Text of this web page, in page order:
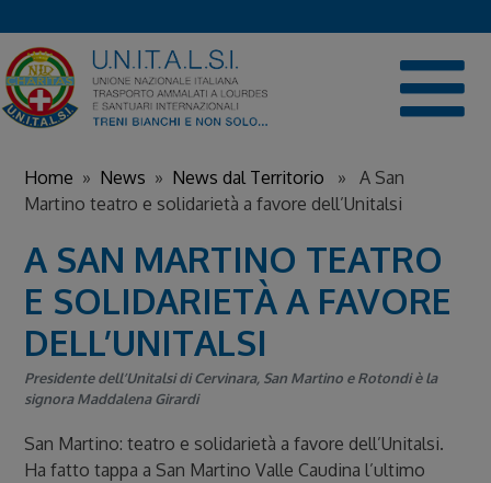
to
content
Home » News » News dal Territorio » A San
Martino teatro e solidarietà a favore dell’Unitalsi
A SAN MARTINO TEATRO
E SOLIDARIETÀ A FAVORE
DELL’UNITALSI
Presidente dell’Unitalsi di Cervinara, San Martino e Rotondi è la
signora Maddalena Girardi
San Martino: teatro e solidarietà a favore dell’Unitalsi.
Ha fatto tappa a San Martino Valle Caudina l’ultimo